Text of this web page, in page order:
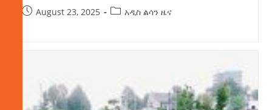
August 23, 2025 አዲስ ልሳን ዜና